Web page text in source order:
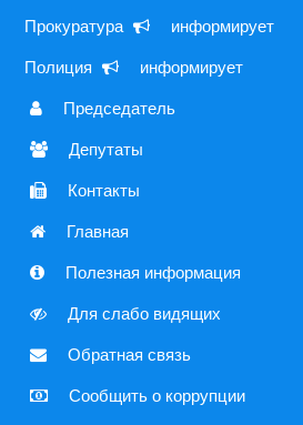
Прокуратура информирует
Полиция информирует
Председатель
Депутаты
Контакты
Главная
Полезная информация
Для слабо видящих
Обратная связь
Сообщить о коррупции